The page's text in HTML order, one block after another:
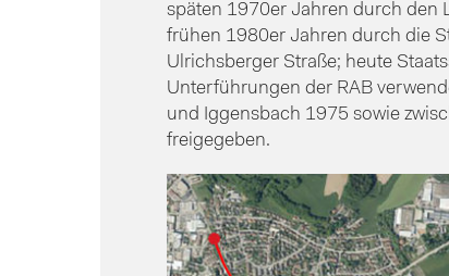
späten 1970er Jahren durch den
frühen 1980er Jahren durch die
Ulrichsberger Straße; heute
Unterführungen der RAB
und Iggensbach 1975 sowie
freigegeben.